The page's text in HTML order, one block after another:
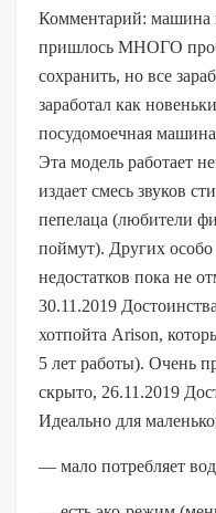
Комментарий: машина
пришлось МНОГО
сохранить, но все
заработал как
посудомоечная
Эта модель работает
издает смесь звуков
пепелаца (любители
поймут). Других
недостатков пока не
30.11.2019
хотпойта Arison,
5 лет работы). Очень
скрыто, 26.11.2019
Идеально для
— мало потребляет